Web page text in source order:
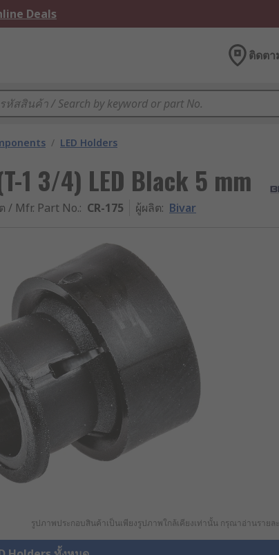
Deals
ติดต
/ LED Holders
1 3/4) LED Black 5 mm
/ Mfr. Part No.: CR-175 ผู้ผลิต: Bivar
รูปภาพประกอบสินค้าเป็นเพียงรูปภาพใกล้เคียงเท่านั้น กรุณาอ่านรายล